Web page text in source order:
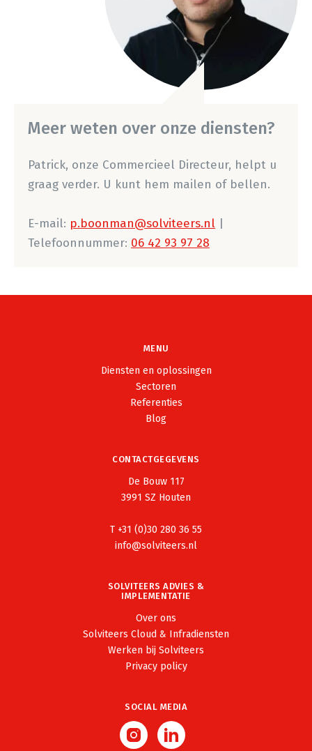
Meer weten over onze diensten?
Patrick, onze Commercieel Directeur, helpt u
graag verder. U kunt hem mailen of bellen.
E-mail: p.boonman@solviteers.nl
Telefoonnummer: 06 42 93 97 28
MENU
Diensten en oplossingen
Sectoren
Referenties
Blog
CONTACTGEGEVENS
De Bouw 117
3991 SZ Houten
T +31 (0)30 280 36 55
info@solviteers.nl
SOLVITEERS ADVIES &
IMPLEMENTATIE
Over ons
Solviteers Cloud & Infradiensten
Werken bij Solviteers
Privacy policy
SOCIAL MEDIA